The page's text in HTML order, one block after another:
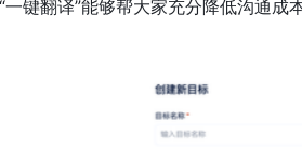
一键翻译”能够帮大家充分降低沟通成